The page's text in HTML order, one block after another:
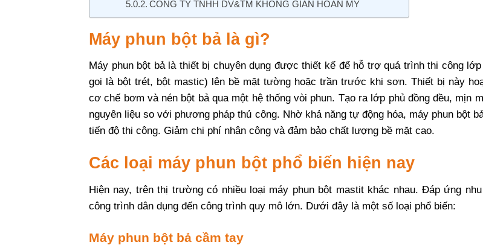
CÔNG TY TNHH DV&TM KHÔNG GIAN HOÀN MỸ
Máy phun bột bả là gì?
Máy phun bột bả là thiết bị chuyên dụng được thiết kế để hỗ trợ quá trình thi công
gọi là bột trét, bột mastic) lên bề mặt tường hoặc trần trước khi sơn. Thiết bị này
cơ chế bơm và nén bột bả qua một hệ thống vòi phun. Tạo ra lớp phủ đồng đều, mịn
nguyên liệu so với phương pháp thủ công. Nhờ khả năng tự động hóa, máy phun bột
tiến độ thi công. Giảm chi phí nhân công và đảm bảo chất lượng bề mặt cao.
Các loại máy phun bột phổ biến hiện nay
Hiện nay, trên thị trường có nhiều loại máy phun bột mastit khác nhau. Đáp ứng
công trình dân dụng đến công trình quy mô lớn. Dưới đây là một số loại phổ biến:
Máy phun bột bả cầm tay